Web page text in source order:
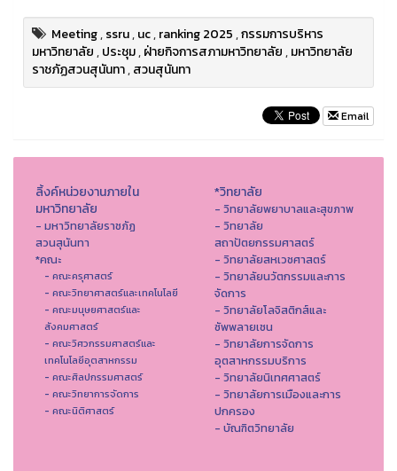
Meeting,ssru,uc,ranking 2025,กรรมการบริหาร
มหาวิทยาลัย,ประชุม,ฝ่ายกิจการสภามหาวิทยาลัย,มหาวิทยาลัย
ราชภัฏสวนสุนันทา,สวนสุนันทา
Email
ลิ้งค์หน่วยงานภายใน
มหาวิทยาลัย
- มหาวิทยาลัยราชภัฏ
สวนสุนันทา
*คณะ
- คณะครุศาสตร์
- คณะวิทยาศาสตร์และเทคโนโลยี
- คณะมนุษยศาสตร์และ
สังคมศาสตร์
- คณะวิศวกรรมศาสตร์และ
เทคโนโลยีอุตสาหกรรม
- คณะศิลปกรรมศาสตร์
- คณะวิทยาการจัดการ
- คณะนิติศาสตร์
*วิทยาลัย
- วิทยาลัยพยาบาลและสุขภาพ
- วิทยาลัย
สถาปัตยกรรมศาสตร์
- วิทยาลัยสหเวชศาสตร์
- วิทยาลัยนวัตกรรมและการ
จัดการ
- วิทยาลัยโลจิสติกส์และ
ซัพพลายเชน
- วิทยาลัยการจัดการ
อุตสาหกรรมบริการ
- วิทยาลัยนิเทศศาสตร์
- วิทยาลัยการเมืองและการ
ปกครอง
- บัณฑิตวิทยาลัย